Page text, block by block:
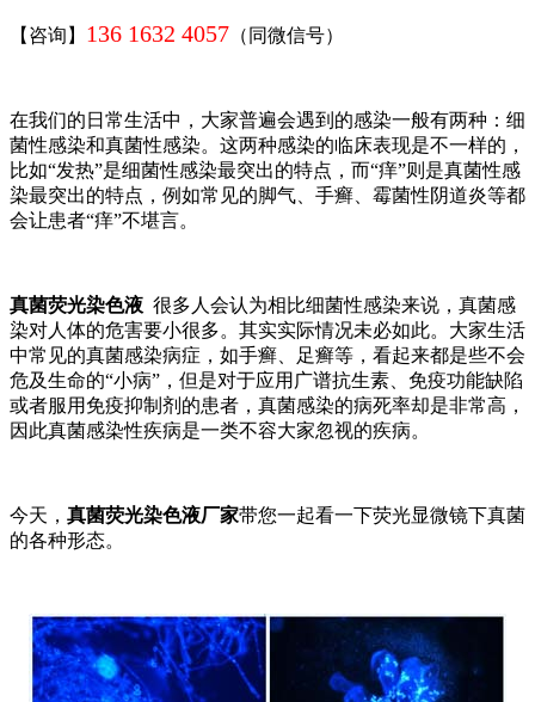
【咨询】 136 1632 4057 （同微信号）
在我们的日常生活中，大家普遍会遇到的感染一般有两种：细
菌性感染和真菌性感染。这两种感染的临床表现是不一样的，
比如“发热”是细菌性感染最突出的特点，而“痒”则是真菌性感
染最突出的特点，例如常见的脚气、手癣、霉菌性阴道炎等都
会让患者“痒”不堪言。
真菌荧光染色液 很多人会认为相比细菌性感染来说，真菌感
染对人体的危害要小很多。其实实际情况未必如此。大家生活
中常见的真菌感染病症，如手癣、足癣等，看起来都是些不会
危及生命的“小病”，但是对于应用广谱抗生素、免疫功能缺陷
或者服用免疫抑制剂的患者，真菌感染的病死率却是非常高，
因此真菌感染性疾病是一类不容大家忽视的疾病。
今天， 真菌荧光染色液厂家带您一起看一下荧光显微镜下真菌
的各种形态。